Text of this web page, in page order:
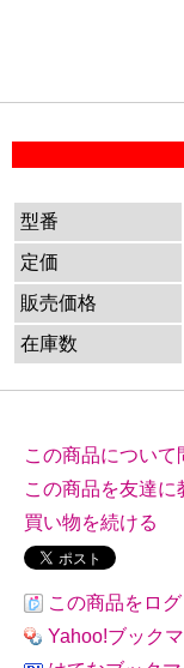
型番
定価
販売価格
在庫数
この商品について
この商品を友達に
買い物を続ける
この商品をロ
Yahoo!ブック